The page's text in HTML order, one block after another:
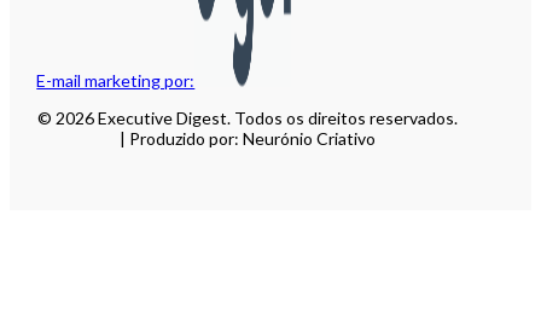
E-mail marketing por:
© 2026 Executive Digest. Todos os direitos reservados.
| Produzido por: Neurónio Criativo